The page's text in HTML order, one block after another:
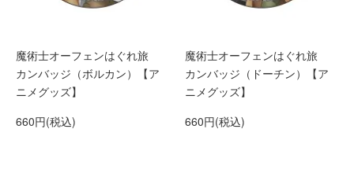
魔術士オーフェンはぐれ旅
カンバッジ（ボルカン）【ア
ニメグッズ】
660円(税込)
魔術士オーフェンはぐれ旅
カンバッジ（ドーチン）【ア
ニメグッズ】
660円(税込)